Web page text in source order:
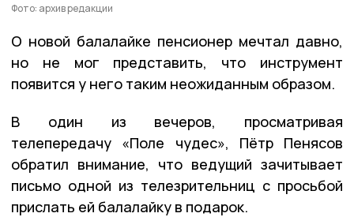
Фото: архив редакции
О новой балалайке пенсионер мечтал давно,
но не мог представить, что инструмент
появится у него таким неожиданным образом.
В один из вечеров, просматривая
телепередачу «Поле чудес», Пётр Пенясов
обратил внимание, что ведущий зачитывает
письмо одной из телезрительниц с просьбой
прислать ей балалайку в подарок.